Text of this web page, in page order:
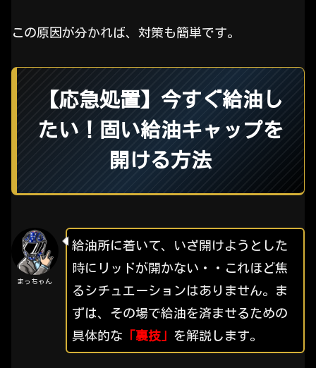
この原因が分かれば、対策も簡単です。
【応急処置】今すぐ給油し
たい！固い給油キャップを
開ける方法
まっちゃん
給油所に着いて、いざ開けようとした
時にリッドが開かない・・これほど焦
るシチュエーションはありません。ま
ずは、その場で給油を済ませるための
具体的な 「裏技」 を解説します。